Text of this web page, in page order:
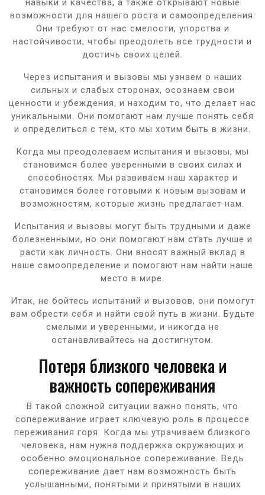
возможности для нашего роста и самоопределения.
Они требуют от нас смелости, упорства и
настойчивости, чтобы преодолеть все трудности и
достичь своих целей.
Через испытания и вызовы мы узнаем о наших
сильных и слабых сторонах, осознаем свои
ценности и убеждения, и находим то, что делает нас
уникальными. Они помогают нам лучше понять себя
и определиться с тем, кто мы хотим быть в жизни.
Когда мы преодолеваем испытания и вызовы, мы
становимся более уверенными в своих силах и
способностях. Мы развиваем наш характер и
становимся более готовыми к новым вызовам и
возможностям, которые жизнь предлагает нам.
Испытания и вызовы могут быть трудными и даже
болезненными, но они помогают нам стать лучше и
расти как личность. Они вносят важный вклад в
наше самоопределение и помогают нам найти наше
место в мире.
Итак, не бойтесь испытаний и вызовов, они помогут
вам обрести себя и найти свой путь в жизни. Будьте
смелыми и уверенными, и никогда не
останавливайтесь на достигнутом.
Потеря близкого человека и
важность сопереживания
В такой сложной ситуации важно понять, что
сопереживание играет ключевую роль в процессе
переживания горя. Когда мы утрачиваем близкого
человека, нам нужна поддержка окружающих и
особенно эмоциональное сопереживание. Ведь
сопереживание дает нам возможность быть
услышанными, понятыми и принятыми в наших